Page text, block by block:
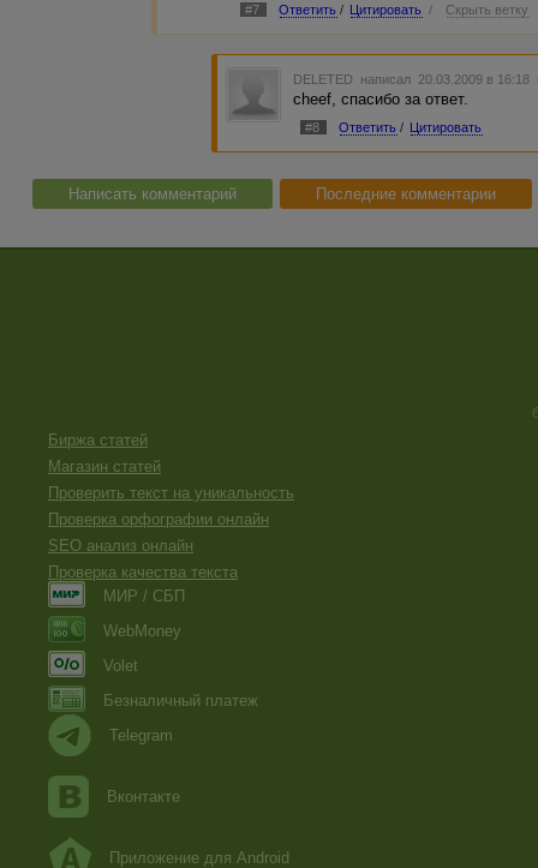
#7 Ответить / Цитировать / Скрыть ветку
DELETED написал 20.03.2009 в 16:18
cheef, спасибо за ответ.
#8 Ответить / Цитировать
Написать комментарий Последние комментарии
Биржа статей
Магазин статей
Проверить текст на уникальность
Проверка орфографии онлайн
SEO анализ онлайн
Проверка качества текста
МИР / СБП
WebMoney
Volet
Безналичный платеж
Telegram
Вконтакте
Приложение для Android